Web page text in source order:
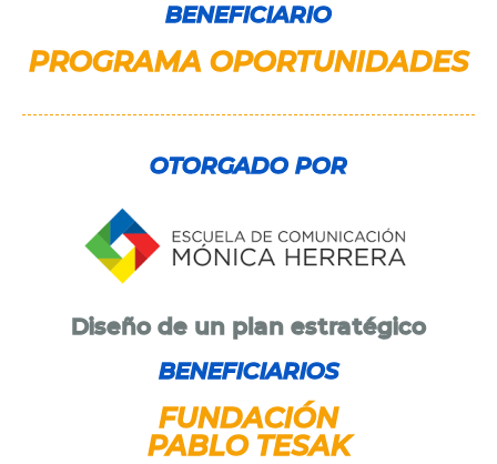
BENEFICIARIO
PROGRAMA OPORTUNIDADES
OTORGADO POR
Diseño de un plan estratégico
BENEFICIARIOS
FUNDACIÓN
PABLO TESAK